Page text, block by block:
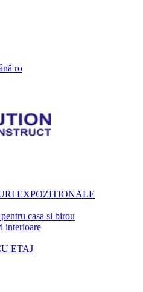
ro
EXPOZITIONALE
casa si birou
interioare
ETAJ